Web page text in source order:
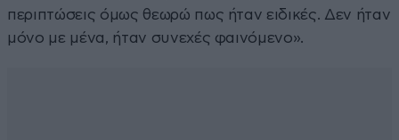
περιπτώσεις όμως θεωρώ πως ήταν ειδικές. Δεν ήταν
μόνο με μένα, ήταν συνεχές φαινόμενο».